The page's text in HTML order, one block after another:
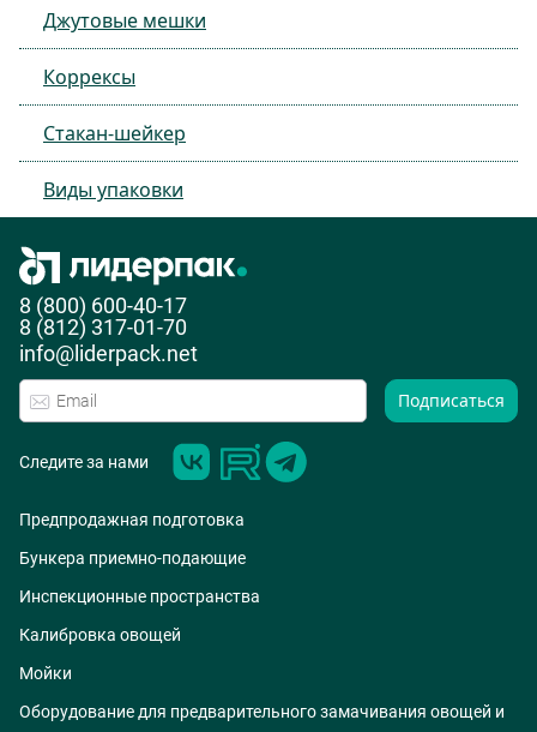
Джутовые мешки
Коррексы
Стакан-шейкер
Виды упаковки
8 (800) 600-40-17
8 (812) 317-01-70
info@liderpack.net
Подписаться
Следите за нами
Предпродажная подготовка
Бункера приемно-подающие
Инспекционные пространства
Калибровка овощей
Мойки
Оборудование для предварительного замачивания овощей и